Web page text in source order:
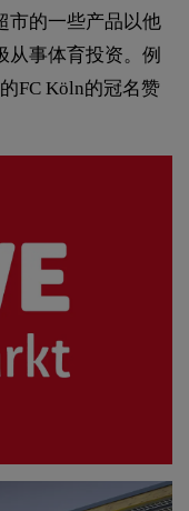
市的一些产品以他
从事体育投资。例
FC Köln的冠名赞